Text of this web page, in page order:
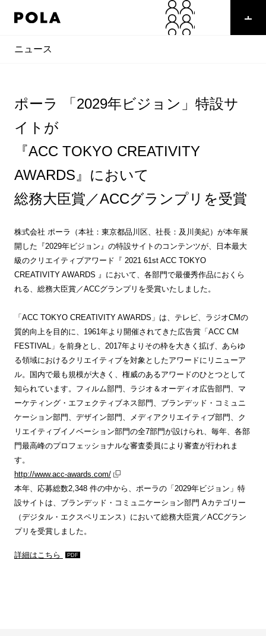
ニュース
ポーラ 「2029年ビジョン」特設サ
イトが
『ACC TOKYO CREATIVITY
AWARDS』において
総務大臣賞／ACCグランプリを受賞
株式会社 ポーラ（本社：東京都品川区、社長：及川美紀）が本年展
開した『2029年ビジョン』の特設サイトのコンテンツが、日本最大
級のクリエイティブアワード『 2021 61st ACC TOKYO
CREATIVITY AWARDS 』において、各部門で最優秀作品におくら
れる、総務大臣賞／ACCグランプリを受賞いたしました。
「ACC TOKYO CREATIVITY AWARDS」は、テレビ、ラジオCMの
質的向上を目的に、1961年より開催されてきた広告賞「ACC CM
FESTIVAL」を前身とし、2017年よりその枠を大きく拡げ、あらゆ
る領域におけるクリエイティブを対象としたアワードにリニューア
ル。国内で最も規模が大きく、権威のあるアワードのひとつとして
知られています。フィルム部門、ラジオ＆オーディオ広告部門、マ
ーケティング・エフェクティブネス部門、ブランデッド・コミュニ
ケーション部門、デザイン部門、メディアクリエイティブ部門、ク
リエイティブイノベーション部門の全7部門が設けられ、毎年、各部
門最高峰のプロフェッショナルな審査委員により審査が行われま
す。
http://www.acc-awards.com/
本年、応募総数2,348 件の中から、ポーラの「2029年ビジョン」特
設サイトは、ブランデッド・コミュニケーション部門 Aカテゴリー
（デジタル・エクスペリエンス）において総務大臣賞／ACCグラン
プリを受賞しました。
詳細はこちら